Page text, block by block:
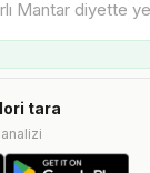
tara